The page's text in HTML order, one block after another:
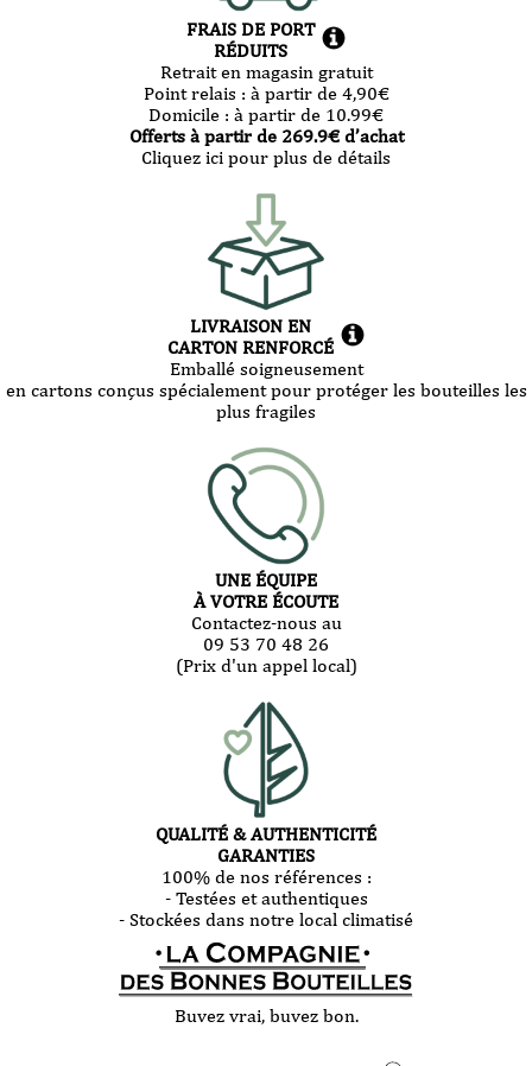
FRAIS DE PORT
RÉDUITS
Retrait en magasin gratuit
Point relais : à partir de 4,90€
Domicile : à partir de 10.99€
Offerts à partir de 269.9€ d’achat
Cliquez ici pour plus de détails
LIVRAISON EN
CARTON RENFORCÉ
Emballé soigneusement
en cartons conçus spécialement pour protéger les bouteilles les
plus fragiles
UNE ÉQUIPE
À VOTRE ÉCOUTE
Contactez-nous au
09 53 70 48 26
(Prix d'un appel local)
QUALITÉ & AUTHENTICITÉ
GARANTIES
100% de nos références :
- Testées et authentiques
- Stockées dans notre local climatisé
Buvez vrai, buvez bon.